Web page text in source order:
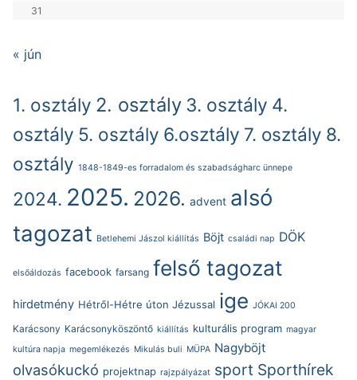
31
« jún
1. osztály 2. osztály 3. osztály 4.
osztály 5. osztály 6.osztály 7. osztály 8.
osztály 1848-1849-es forradalom és szabadságharc ünnepe
2024. 2025. 2026. advent alsó
tagozat Betlehemi Jászol kiállítás Böjt családi nap DÖK
elsőáldozás facebook farsang felső tagozat
hirdetmény Hétről-Hétre úton Jézussal ige JÓKAI 200
Karácsony Karácsonyköszöntő kiállítás kulturális program magyar
kultúra napja megemlékezés Mikulás buli MÜPA Nagyböjt
olvasókuckó projektnap rajzpályázat sport Sporthírek